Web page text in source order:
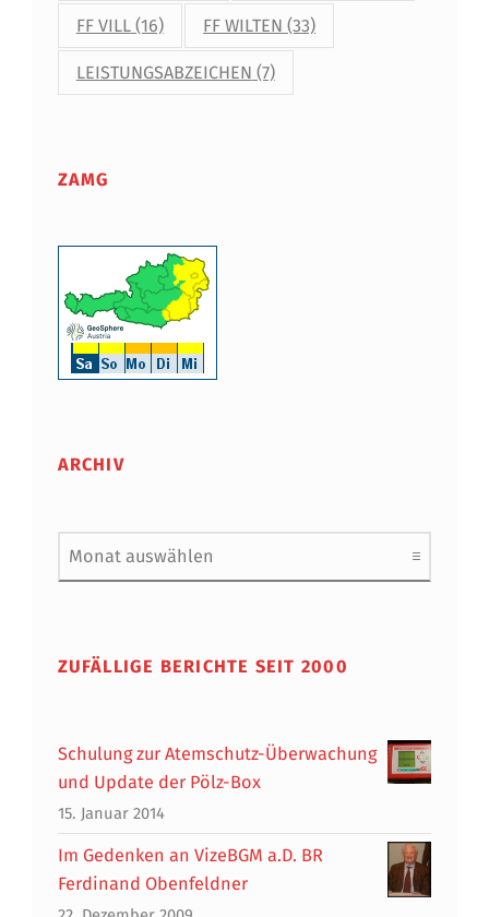
FF VILL(16) FF WILTEN (33)
LEISTUNGSABZEICHEN (7)
ZAMG
ARCHIV
Archiv
ZUFÄLLIGE BERICHTE SEIT 2000
Schulung zur Atemschutz-Überwachung
und Update der Pölz-Box
15. Januar 2014
Im Gedenken an VizeBGM a.D. BR
Ferdinand Obenfeldner